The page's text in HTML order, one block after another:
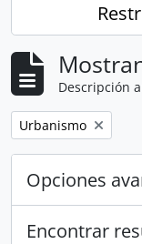
Descripción
Remove filter:
Urbanismo
Opciones
Encontrar